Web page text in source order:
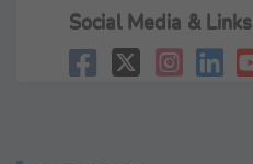
Social Media & Links